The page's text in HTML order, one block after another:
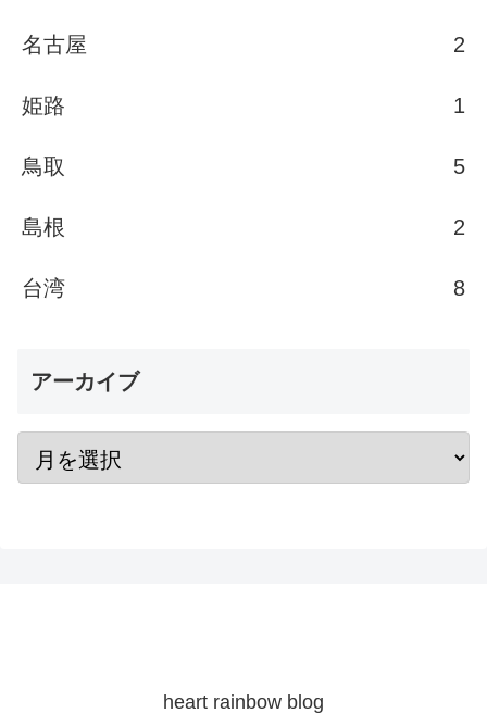
名古屋 2
姫路 1
鳥取 5
島根 2
台湾 8
アーカイブ
heart rainbow blog